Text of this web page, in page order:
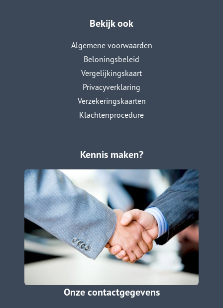
Bekijk ook
Algemene voorwaarden
Beloningsbeleid
Vergelijkingskaart
Privacyverklaring
Verzekeringskaarten
Klachtenprocedure
Kennis maken?
Onze contactgegevens